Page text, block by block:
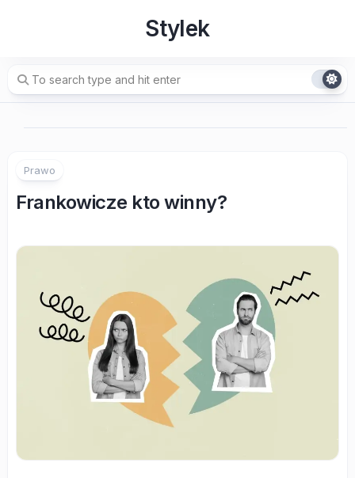
Stylek
Prawo
Frankowicze kto winny?